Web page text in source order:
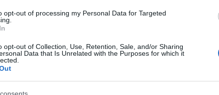
opt-out of processing my Personal Data for Targeted
opt-out of Collection, Use, Retention, Sale, and/or Sharing
Data that Is Unrelated with the Purposes for which it
professioni nella ristorazione che si sono
lavoro, sia stagionale che non.
ragazzi. Si tratta di un percorso
al termine del secondo anno, lo studente
in una scuola che dia accesso
valida in tutta Europa”.